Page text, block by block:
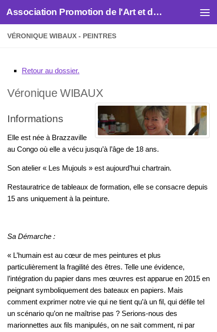
Skip to content Association Promotion de l'Art et des Artistes
VÉRONIQUE WIBAUX - PEINTRES
Retour au dossier.
Véronique WIBAUX
Informations
Elle est née à Brazzaville
au Congo où elle a vécu jusqu’à l’âge de 18 ans.
Son atelier « Les Mujouls » est aujourd’hui chartrain.
Restauratrice de tableaux de formation, elle se consacre depuis
15 ans uniquement à la peinture.
Sa Démarche :
« L’humain est au cœur de mes peintures et plus
particulièrement la fragilité des êtres. Telle une évidence,
l’intégration du papier dans mes œuvres est apparue en 2015 en
peignant symboliquement des bateaux en papiers. Mais
comment exprimer notre vie qui ne tient qu’à un fil, qui défile tel
un scénario qu’on ne maîtrise pas ? Serions-nous des
marionnettes aux fils manipulés, on ne sait comment, ni par